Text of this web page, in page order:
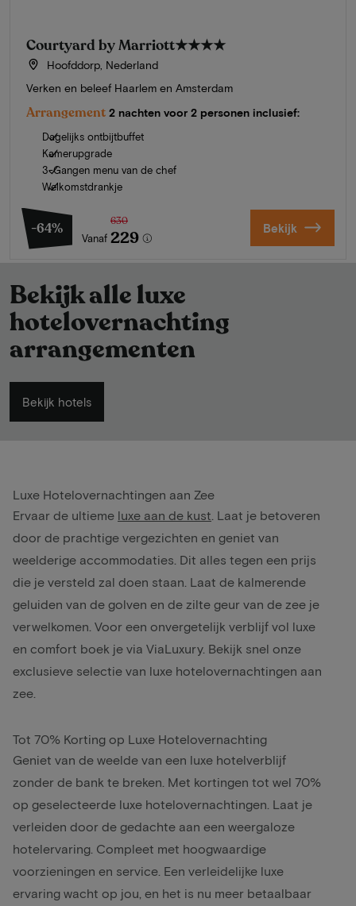
Courtyard by Marriott★★★★
Hoofddorp, Nederland
Verken en beleef Haarlem en Amsterdam
Arrangement 2 nachten voor 2 personen inclusief:
Dagelijks ontbijtbuffet
Kamerupgrade
3-Gangen menu van de chef
Welkomstdrankje
-64%
Vanaf
630
229 Bekijk
Bekijk alle luxe
hotelovernachting
arrangementen
Bekijk hotels
Luxe Hotelovernachtingen aan Zee
Ervaar de ultieme luxe aan de kust . Laat je betoveren
door de prachtige vergezichten en geniet van
weelderige accommodaties. Dit alles tegen een prijs
die je versteld zal doen staan. Laat de kalmerende
geluiden van de golven en de zilte geur van de zee je
verwelkomen. Voor een onvergetelijk verblijf vol luxe
en comfort boek je via ViaLuxury. Bekijk snel onze
exclusieve selectie van luxe hotelovernachtingen aan
zee.
Tot 70% Korting op Luxe Hotelovernachting
Geniet van de weelde van een luxe hotelverblijf
zonder de bank te breken. Met kortingen tot wel 70%
op geselecteerde luxe hotelovernachtingen. Laat je
verleiden door de gedachte aan een weergaloze
hotelervaring. Compleet met hoogwaardige
voorzieningen en service. Een verleidelijke luxe
ervaring wacht op jou, en het is nu meer betaalbaar